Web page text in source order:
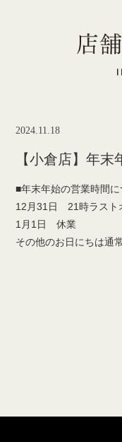
2024.11.18
【小倉店】年
■年末年始の営業時間に
12月31日 21時ラス
1月1日 休業
その他のお日にちは通